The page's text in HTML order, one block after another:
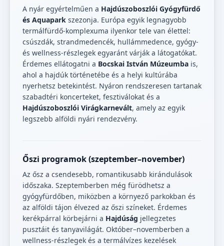
A nyár egyértelműen a Hajdúszoboszlói Gyógyfürdő
és Aquapark szezonja. Európa egyik legnagyobb
termálfürdő-komplexuma ilyenkor tele van élettel:
csúszdák, strandmedencék, hullámmedence, gyógy-
és wellness-részlegek egyaránt várják a látogatókat.
Érdemes ellátogatni a Bocskai István Múzeumba is,
ahol a hajdúk történetébe és a helyi kultúrába
nyerhetsz betekintést. Nyáron rendszeresen tartanak
szabadtéri koncerteket, fesztiválokat és a
Hajdúszoboszlói Virágkarnevált, amely az egyik
legszebb alföldi nyári rendezvény.
Őszi programok (szeptember–november)
Az ősz a csendesebb, romantikusabb kirándulások
időszaka. Szeptemberben még fürödhetsz a
gyógyfürdőben, miközben a környező parkokban és
az alföldi tájon élvezed az őszi színeket. Érdemes
kerékpárral körbejárni a Hajdúság jellegzetes
pusztáit és tanyavilágát. Október–novemberben a
wellness-részlegek és a termálvízes kezelések